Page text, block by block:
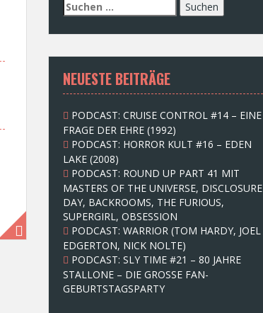
S
u
c
e
n
n
c
h
:
NEUESTE BEITRÄGE
PODCAST: CRUISE CONTROL #14 – EINE
FRAGE DER EHRE (1992)
PODCAST: HORROR KULT #16 – EDEN
LAKE (2008)
PODCAST: ROUND UP PART 41 MIT
MASTERS OF THE UNIVERSE, DISCLOSURE
DAY, BACKROOMS, THE FURIOUS,
SUPERGIRL, OBSESSION
PODCAST: WARRIOR (TOM HARDY, JOEL
EDGERTON, NICK NOLTE)
PODCAST: SLY TIME #21 – 80 JAHRE
STALLONE – DIE GROSSE FAN-
GEBURTSTAGSPARTY